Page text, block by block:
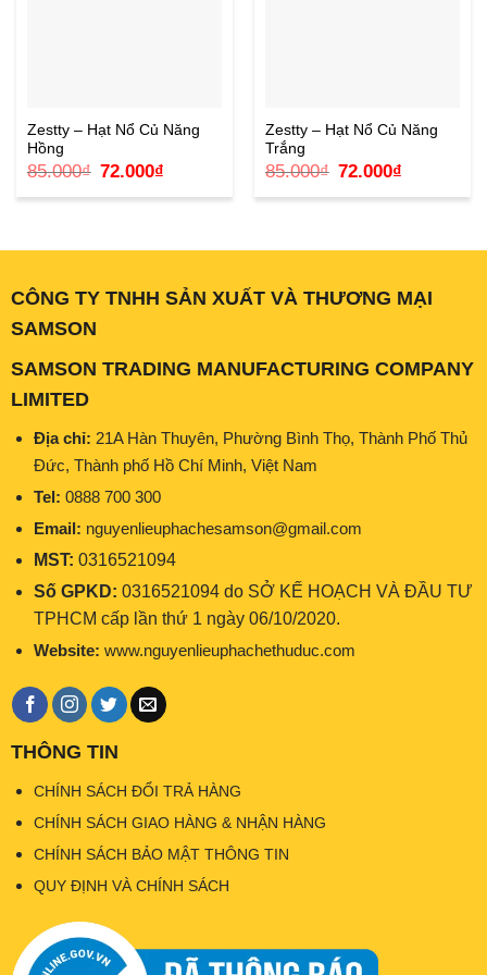
Zestty – Hạt Nổ Củ Năng
Hồng
85.000₫ Giá
gốc
là:
72.000₫Giá
tại
Zestty – Hạt Nổ Củ Năng
Trắng
85.000₫ Giá
gốc
là:
72.000₫Giá
tại
CÔNG TY TNHH SẢN XUẤT VÀ THƯƠNG MẠI
SAMSON
SAMSON TRADING MANUFACTURING COMPANY
LIMITED
Địa chỉ: 21A Hàn Thuyên, Phường Bình Thọ, Thành Phố Thủ
Đức, Thành phố Hồ Chí Minh, Việt Nam
Tel: 0888 700 300
Email: nguyenlieuphachesamson@gmail.com
MST: 0316521094
Số GPKD: 0316521094 do SỞ KẾ HOẠCH VÀ ĐẦU TƯ
TPHCM cấp lần thứ 1 ngày 06/10/2020.
Website: www.nguyenlieuphachethuduc.com
THÔNG TIN
CHÍNH SÁCH ĐỔI TRẢ HÀNG
CHÍNH SÁCH GIAO HÀNG & NHẬN HÀNG
CHÍNH SÁCH BẢO MẬT THÔNG TIN
QUY ĐỊNH VÀ CHÍNH SÁCH